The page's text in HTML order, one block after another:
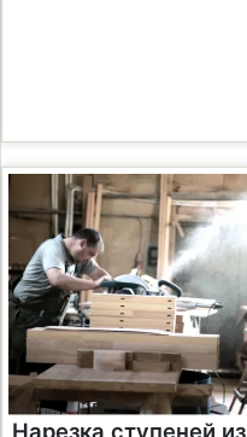
Нарезка ступеней из